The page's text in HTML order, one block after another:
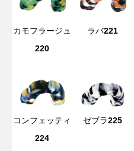
カモフラージュ
220
ラバ221
コンフェッティ
224
ゼブラ225